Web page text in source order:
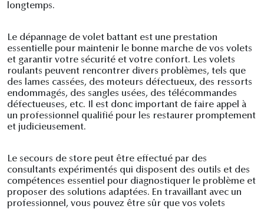
longtemps.
Le dépannage de volet battant est une prestation
essentielle pour maintenir le bonne marche de vos volets
et garantir votre sécurité et votre confort. Les volets
roulants peuvent rencontrer divers problèmes, tels que
des lames cassées, des moteurs défectueux, des ressorts
endommagés, des sangles usées, des télécommandes
défectueuses, etc. Il est donc important de faire appel à
un professionnel qualifié pour les restaurer promptement
et judicieusement.
Le secours de store peut être effectué par des
consultants expérimentés qui disposent des outils et des
compétences essentiel pour diagnostiquer le problème et
proposer des solutions adaptées. En travaillant avec un
professionnel, vous pouvez être sûr que vos volets